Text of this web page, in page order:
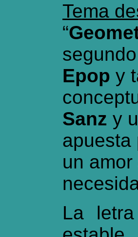
Tema
“
Epop y
Sanz y
apuesta
un
La